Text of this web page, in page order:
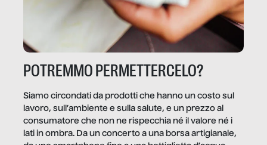
POTREMMO PERMETTERCELO?
Siamo circondati da prodotti che hanno un costo sul
lavoro, sull’ambiente e sulla salute, e un prezzo al
consumatore che non ne rispecchia né il valore né i
lati in ombra. Da un concerto a una borsa artigianale,